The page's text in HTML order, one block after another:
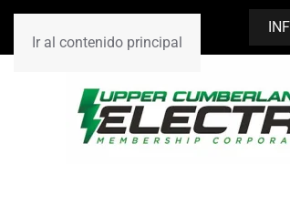
Ir al contenido principal